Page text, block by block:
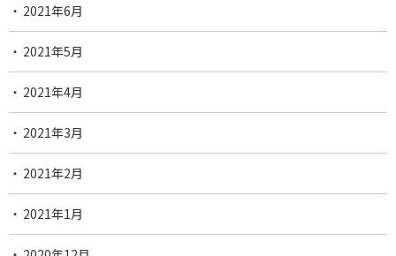
2021年6月
2021年5月
2021年4月
2021年3月
2021年2月
2021年1月